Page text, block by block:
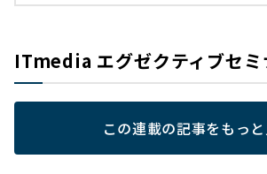
ITmedia エグゼクティブセミ
この連載の記事をもっ